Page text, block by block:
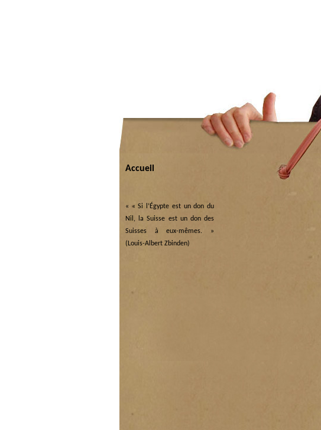
Accueil
« « Si l’Égypte est un don du
Nil, la Suisse est un don des
Suisses à eux-mêmes. »
(Louis-Albert Zbinden)